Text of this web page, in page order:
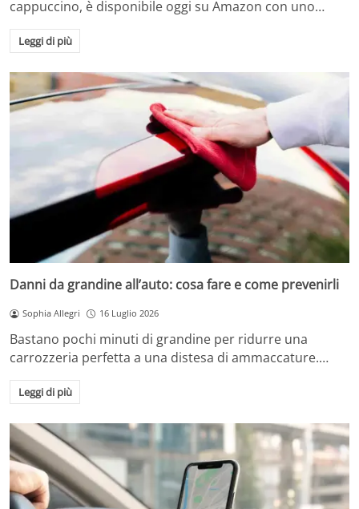
cappuccino, è disponibile oggi su Amazon con uno…
Leggi di più
Danni da grandine all’auto: cosa fare e come prevenirli
Sophia Allegri 16 Luglio 2026
Bastano pochi minuti di grandine per ridurre una
carrozzeria perfetta a una distesa di ammaccature.…
Leggi di più